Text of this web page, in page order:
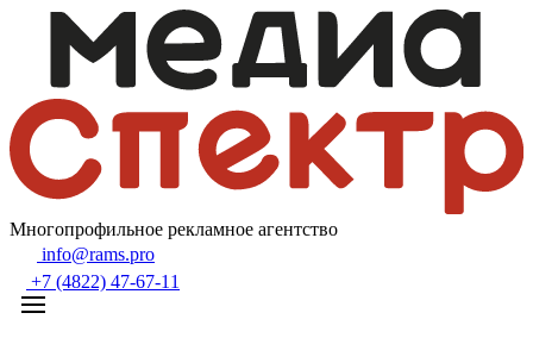
Многопрофильное рекламное агентство
info@rams.pro
+7 (4822) 47-67-11